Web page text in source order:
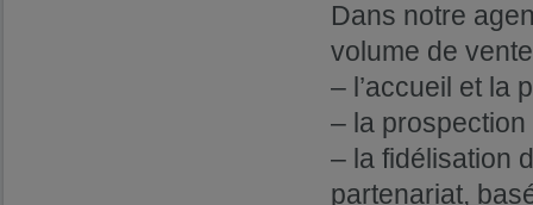
Dans notre
volume de
– l’accueil et la
– la
– la fidélisation
partenariat,